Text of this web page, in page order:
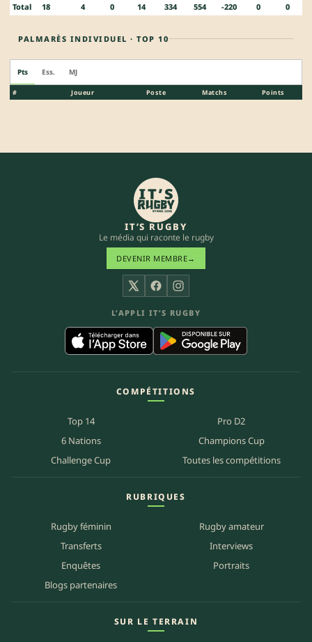
Total 18 4 0 14 334 554 -220 0 0
PALMARÈS INDIVIDUEL · TOP 10
Pts Ess. MJ
# Joueur Poste Matchs Points
IT’S RUGBY
Le média qui raconte le rugby
DEVENIR MEMBRE→
X FacebookInstagram
L’APPLI IT’S RUGBY
COMPÉTITIONS
Top 14
Pro D2
6 Nations
Champions Cup
Challenge Cup
Toutes les compétitions
RUBRIQUES
Rugby féminin
Rugby amateur
Transferts
Interviews
Enquêtes
Portraits
Blogs partenaires
SUR LE TERRAIN